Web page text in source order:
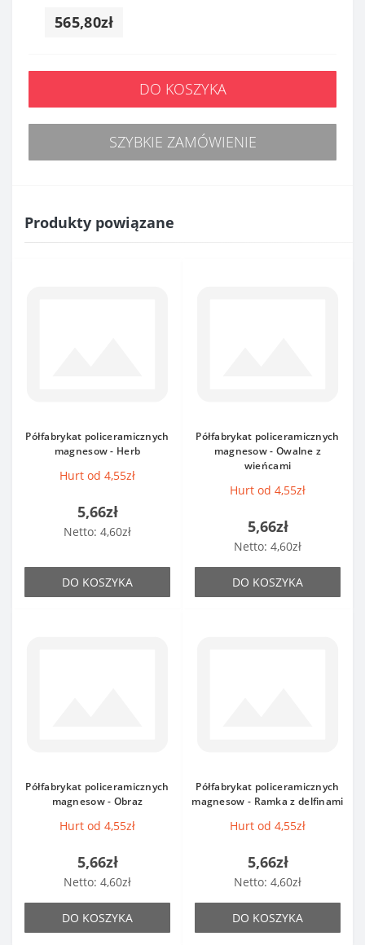
565,80zł
DO KOSZYKA
SZYBKIE ZAMÓWIENIE
Produkty powiązane
Półfabrykat policeramicznych
magnesow - Herb
Hurt od 4,55zł
5,66zł
Netto: 4,60zł
DO KOSZYKA
Półfabrykat policeramicznych
magnesow - Owalne z
wieńcami
Hurt od 4,55zł
5,66zł
Netto: 4,60zł
DO KOSZYKA
Półfabrykat policeramicznych
magnesow - Obraz
Hurt od 4,55zł
5,66zł
Netto: 4,60zł
DO KOSZYKA
Półfabrykat policeramicznych
magnesow - Ramka z delfinami
Hurt od 4,55zł
5,66zł
Netto: 4,60zł
DO KOSZYKA